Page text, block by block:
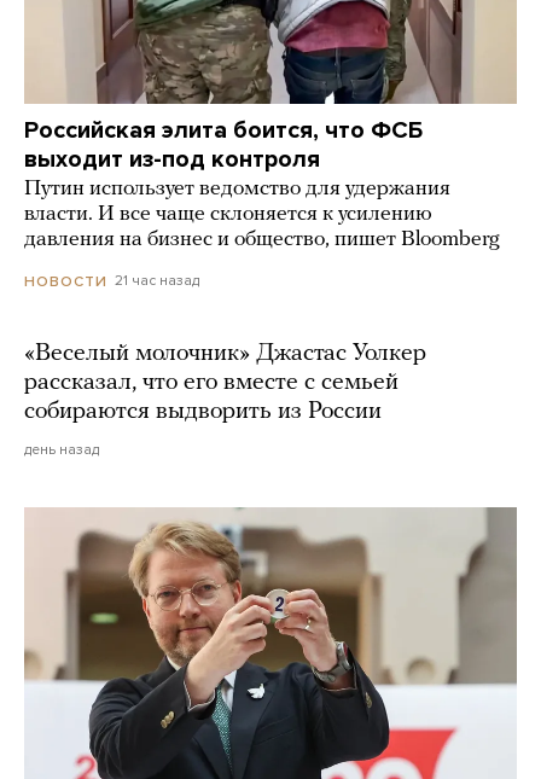
Российская элита боится, что ФСБ
выходит из-под контроля
Путин использует ведомство для удержания
власти. И все чаще склоняется к усилению
давления на бизнес и общество, пишет Bloomberg
НОВОСТИ 21 час назад
«Веселый молочник» Джастас Уолкер
рассказал, что его вместе с семьей
собираются выдворить из России
день назад